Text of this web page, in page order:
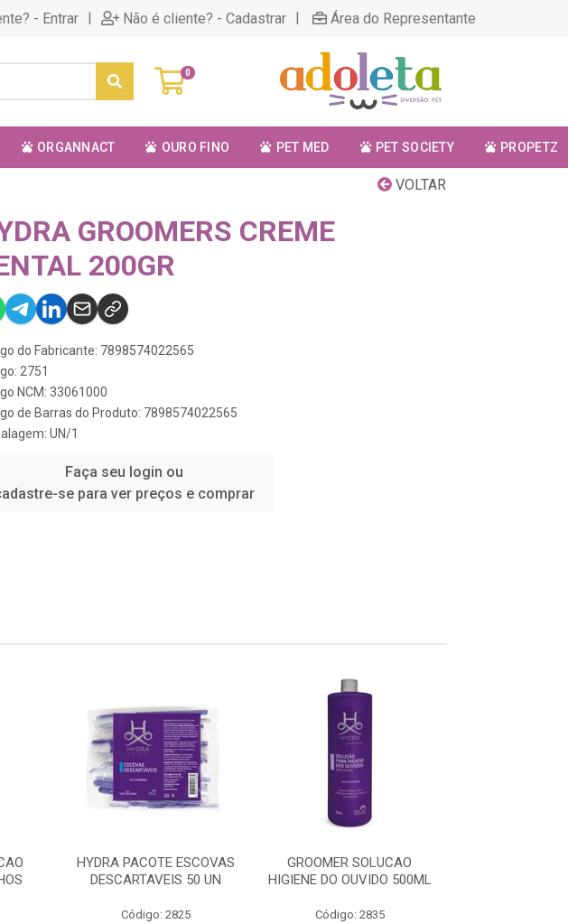
- Entrar | Não é cliente? - Cadastrar | Área do Representante
0
ORGANNACT OURO FINO PET MED PET SOCIETY PROPETZ
VOLTAR
GROOMERS CREME
200GR
do Fabricante: 7898574022565
2751
NCM: 33061000
de Barras do Produto: 7898574022565
UN/1
Faça seu login ou
se para ver preços e comprar
HYDRA PACOTE ESCOVAS
DESCARTAVEIS 50 UN
Código: 2825
GROOMER SOLUCAO
HIGIENE DO OUVIDO 500ML
Código: 2835